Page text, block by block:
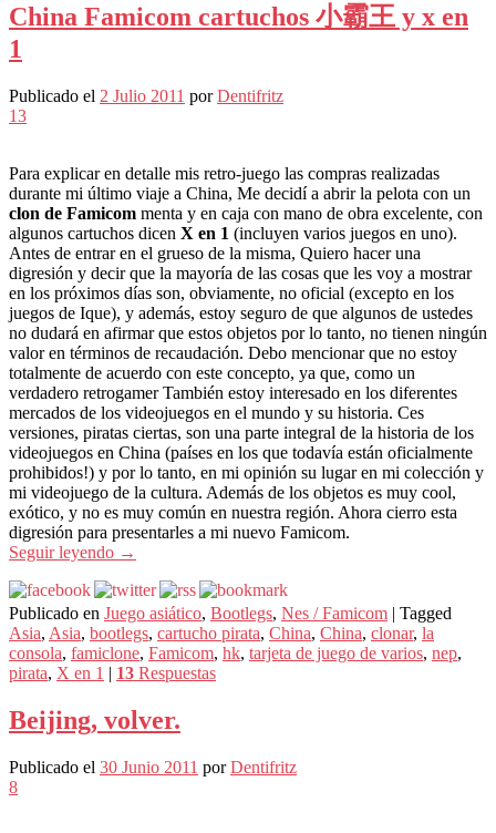
China Famicom cartuchos 小霸王 y x en
1
Publicado el 2 Julio 2011 porDentifritz
13
Para explicar en detalle mis retro-juego las compras realizadas
durante mi último viaje a China, Me decidí a abrir la pelota con un
clon de Famicom menta y en caja con mano de obra excelente, con
algunos cartuchos dicen X en 1 (incluyen varios juegos en uno).
Antes de entrar en el grueso de la misma, Quiero hacer una
digresión y decir que la mayoría de las cosas que les voy a mostrar
en los próximos días son, obviamente, no oficial (excepto en los
juegos de Ique), y además, estoy seguro de que algunos de ustedes
no dudará en afirmar que estos objetos por lo tanto, no tienen ningún
valor en términos de recaudación. Debo mencionar que no estoy
totalmente de acuerdo con este concepto, ya que, como un
verdadero retrogamer También estoy interesado en los diferentes
mercados de los videojuegos en el mundo y su historia. Ces
versiones, piratas ciertas, son una parte integral de la historia de los
videojuegos en China (países en los que todavía están oficialmente
prohibidos!) y por lo tanto, en mi opinión su lugar en mi colección y
mi videojuego de la cultura. Además de los objetos es muy cool,
exótico, y no es muy común en nuestra región. Ahora cierro esta
digresión para presentarles a mi nuevo Famicom.
Seguir leyendo →
Publicado en Juego asiático, Bootlegs, Nes / Famicom | Tagged
Asia, Asia, bootlegs, cartucho pirata, China, China, clonar, la
consola, famiclone, Famicom, hk, tarjeta de juego de varios, nep,
pirata, X en 1 | 13 Respuestas
Beijing, volver.
Publicado el 30 Junio 2011 porDentifritz
8